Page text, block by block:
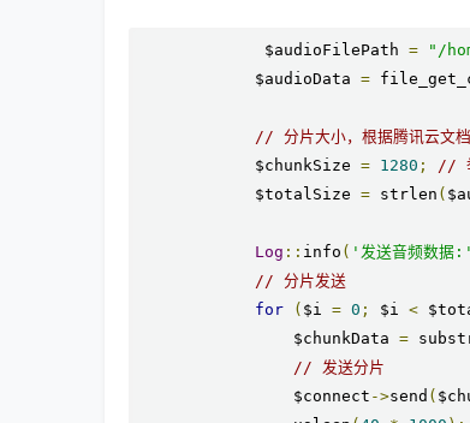
             $audioFilePath
= "/
            $audioData
=
// 分片大小，根据腾讯云文
            $chunkSize
= 1280 ;
//
            $totalSize
= strlen (
Log :: info ( '发送音频数据:'
// 分片发送
for
( $i = 0 ; $i <
                $chunkData
=
// 发送分片
                $connect
->send (